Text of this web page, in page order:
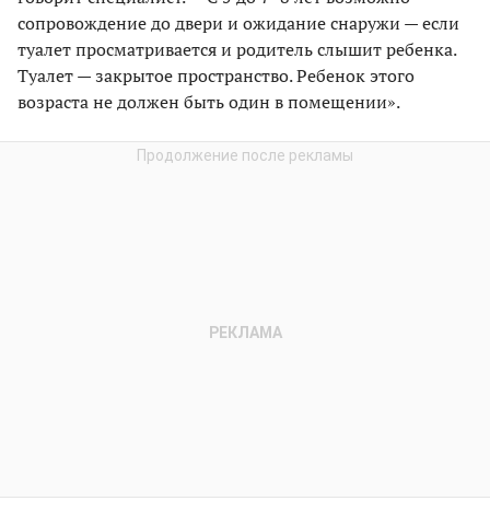
сопровождение до двери и ожидание снаружи — если
туалет просматривается и родитель слышит ребенка.
Туалет — закрытое пространство. Ребенок этого
возраста не должен быть один в помещении».